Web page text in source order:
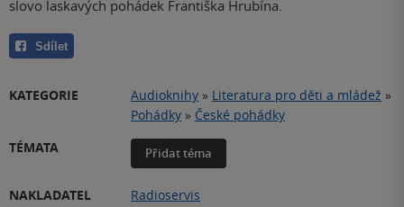
slovo laskavých pohádek Františka Hrubína.
Sdílet
KATEGORIE Audioknihy » Literatura pro děti a mládež »
Pohádky » České pohádky
TÉMATA
Přidat téma
NAKLADATEL
Radioservis